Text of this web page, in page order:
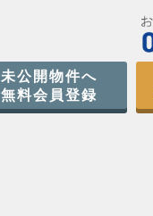
未公開物件へ
無料会員登録